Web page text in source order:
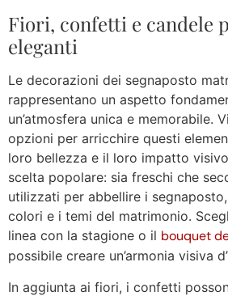
Fiori, confetti e candele
eleganti
Le decorazioni dei segnaposto
rappresentano un aspetto
un’atmosfera unica e memorabile.
opzioni per arricchire questi
loro bellezza e il loro impatto
scelta popolare: sia freschi che
utilizzati per abbellire i
colori e i temi del matrimonio.
linea con la stagione o il bouquet
possibile creare un’armonia visiva
In aggiunta ai fiori, i confetti